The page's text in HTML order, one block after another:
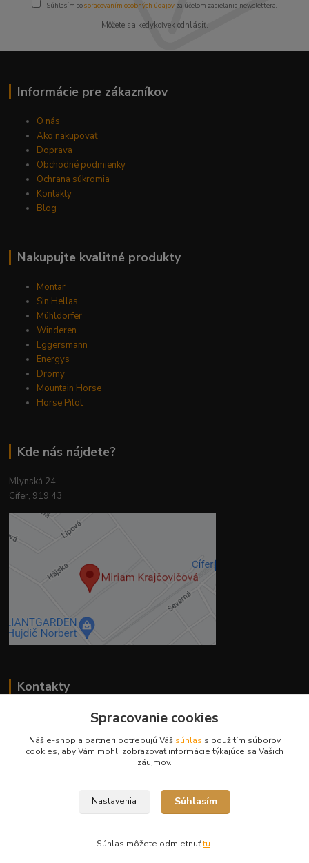
Súhlasím sospracovaním osobných údajov za účelom zasielania newslettera.
Môžete sa kedykoľvek odhlásiť.
Informácie pre zákazníkov
O nás
Ako nakupovať
Doprava
Obchodné podmienky
Ochrana súkromia
Kontakty
Blog
Nakupujte kvalitné produkty
Montar
Sin Hellas
Mühldorfer
Winderen
Eggersmann
Energys
Dromy
Mountain Horse
Horse Pilot
Kde nás nájdete?
Mlynská 24
Cífer, 919 43
Kontakty
Spracovanie cookies
Náš e-shop a partneri potrebujú Váš súhlas s použitím súborov
cookies, aby Vám mohli zobrazovať informácie týkajúce sa Vašich
záujmov.
Nastavenia Súhlasím
Súhlas môžete odmietnuťtu.